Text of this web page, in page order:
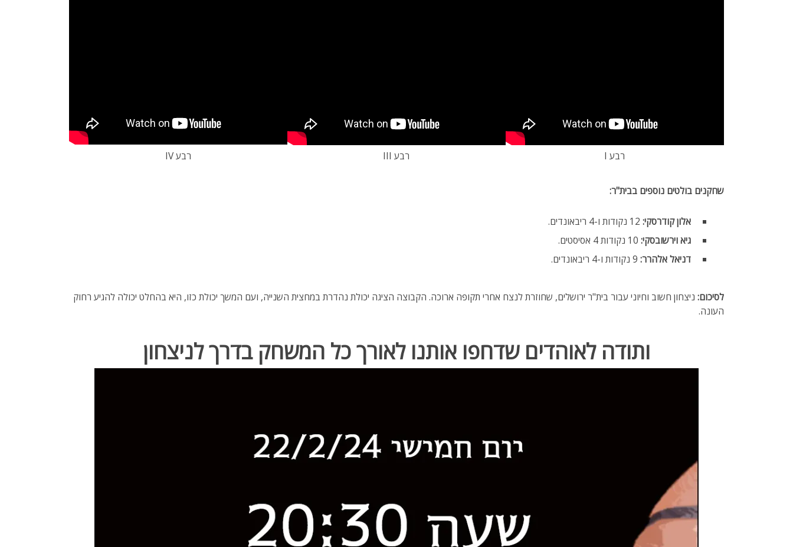
רבע I רבע III רבע IV
שחקנים בולטים נוספים בבית"ר:
אלון קודרסקי:
גיא וירשובסקי:
דניאל אלהרר:
לסיכום: ניצחון חשוב וחיוני עבור בית"ר ירושלים, שחוזרת לנצח אחרי תקופה ארוכה. הקבוצה הציגה יכולת נהדרת במחצית השנייה, ועם המשך יכולת כזו, היא בהחלט יכולה להגיע רחוק
העונה.
ותודה לאוהדים שדחפו אותנו לאורך כל המשחק בדרך לניצחון